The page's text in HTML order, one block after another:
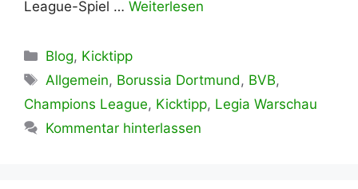
League-Spiel … Weiterlesen
Kategorien
Blog, Kicktipp
Schlagwörter
Allgemein, Borussia Dortmund , BVB,
Champions League, Kicktipp, Legia Warschau
Kommentar hinterlassen